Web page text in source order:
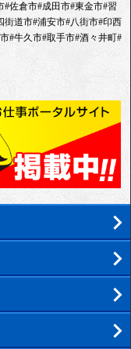
佐倉市#成田市#東金市#習
街道市#浦安市#八街市#印西
#牛久市#取手市#酒々井町#